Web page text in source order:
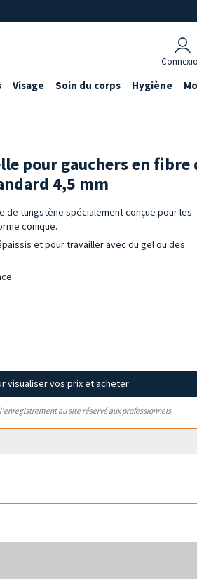
Visage Soin du corps Hygiène
pour gauchers en fibre
4,5 mm
de tungstène spécialement conçue pour les
conique.
et pour travailler avec du gel ou des
visualiser vos prix et acheter
au site réservé aux professionnels.